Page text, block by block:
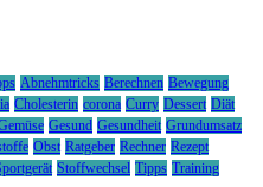
Abnehmtricks Berechnen Bewegung
Cholesterin corona Curry Dessert Diät
Gesund Gesundheit Grundumsatz
Obst Ratgeber Rechner Rezept
Stoffwechsel Tipps Training